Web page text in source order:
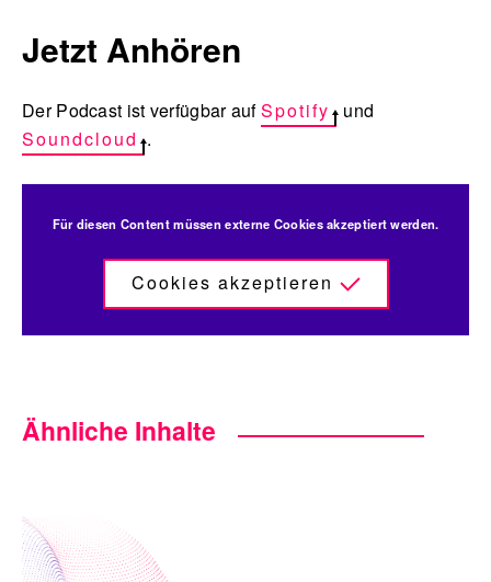
Jetzt Anhören
Der Podcast ist verfügbar aufSpotify
und
Soundcloud .
Für diesen Content müssen externe Cookies akzeptiert werden.
Cookies akzeptieren
Ähnliche Inhalte